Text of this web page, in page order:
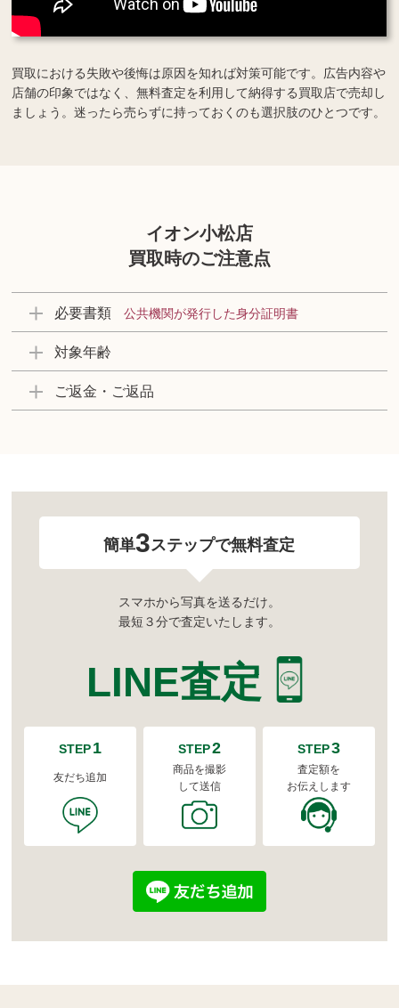
買取における失敗や後悔は原因を知れば対策可能です。広告内容や
店舗の印象ではなく、無料査定を利用して納得する買取店で売却し
ましょう。迷ったら売らずに持っておくのも選択肢のひとつです。
イオン小松店
買取時のご注意点
必要書類 公共機関が発行した身分証明書
対象年齢
ご返金・ご返品
簡単3ステップで無料査定
スマホから写真を送るだけ。
最短３分で査定いたします。
LINE査定
STEP1
友だち追加
STEP2
商品を撮影
して送信
STEP3
査定額を
お伝えします